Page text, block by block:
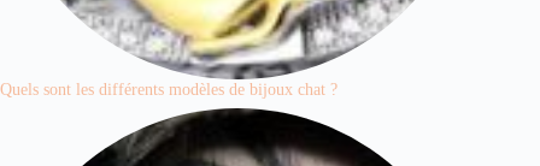
Quels sont les différents modèles de bijoux chat ?